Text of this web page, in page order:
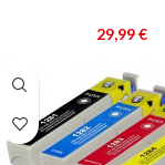
29,99€